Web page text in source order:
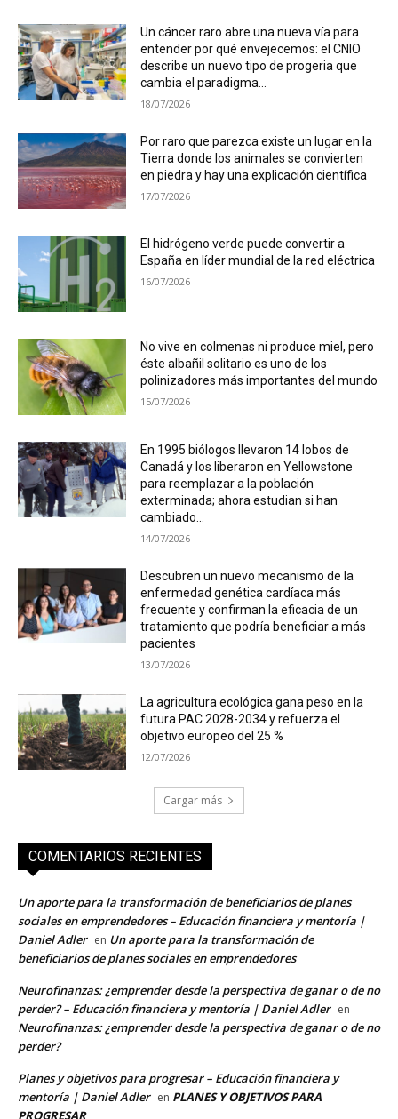
Un cáncer raro abre una nueva vía para
entender por qué envejecemos: el CNIO
describe un nuevo tipo de progeria que
cambia el paradigma...
18/07/2026
Por raro que parezca existe un lugar en la
Tierra donde los animales se convierten
en piedra y hay una explicación científica
17/07/2026
El hidrógeno verde puede convertir a
España en líder mundial de la red eléctrica
16/07/2026
No vive en colmenas ni produce miel, pero
éste albañil solitario es uno de los
polinizadores más importantes del mundo
15/07/2026
En 1995 biólogos llevaron 14 lobos de
Canadá y los liberaron en Yellowstone
para reemplazar a la población
exterminada; ahora estudian si han
cambiado...
14/07/2026
Descubren un nuevo mecanismo de la
enfermedad genética cardíaca más
frecuente y confirman la eficacia de un
tratamiento que podría beneficiar a más
pacientes
13/07/2026
La agricultura ecológica gana peso en la
futura PAC 2028-2034 y refuerza el
objetivo europeo del 25 %
12/07/2026
Cargar más
COMENTARIOS RECIENTES
Un aporte para la transformación de beneficiarios de planes
sociales en emprendedores – Educación financiera y mentoría |
Daniel Adler en Un aporte para la transformación de
beneficiarios de planes sociales en emprendedores
Neurofinanzas: ¿emprender desde la perspectiva de ganar o de no
perder? – Educación financiera y mentoría | Daniel Adler en
Neurofinanzas: ¿emprender desde la perspectiva de ganar o de no
perder?
Planes y objetivos para progresar – Educación financiera y
mentoría | Daniel Adler en PLANES Y OBJETIVOS PARA
PROGRESAR